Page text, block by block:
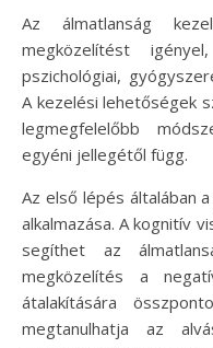
Az álmatlanság
megközelítést
pszichológiai,
A kezelési lehetőségek
legmegfelelőbb
egyéni jellegétől függ.
Az első lépés általában
alkalmazása. A kognitív
segíthet az
megközelítés a
átalakítására
megtanulhatja az